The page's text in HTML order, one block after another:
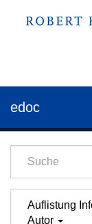
edoc
Auflistung
Autor